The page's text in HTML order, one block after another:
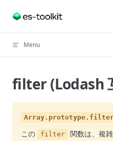
Skip to content
Menu
filter (Lodash
この
filter
関数は、複